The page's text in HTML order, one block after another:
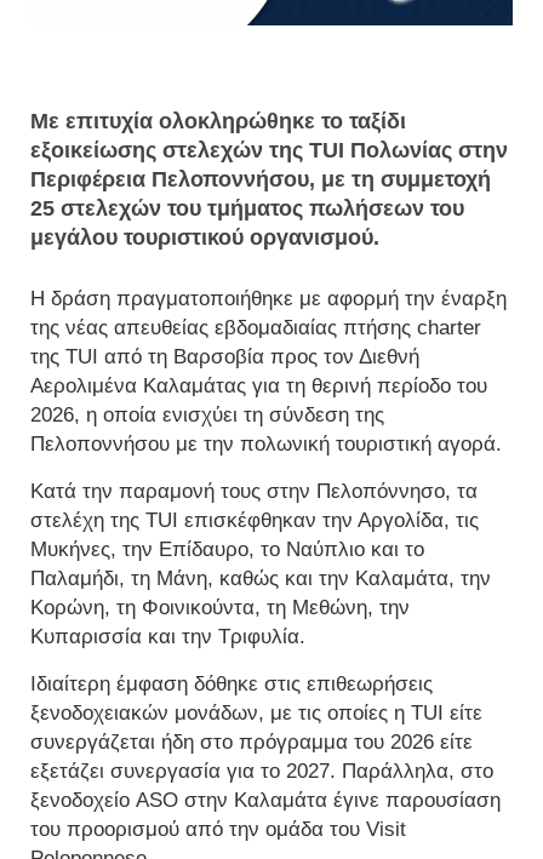
Με επιτυχία ολοκληρώθηκε το ταξίδι
εξοικείωσης στελεχών της TUI Πολωνίας στην
Περιφέρεια Πελοποννήσου, με τη συμμετοχή
25 στελεχών του τμήματος πωλήσεων του
μεγάλου τουριστικού οργανισμού.
Η δράση πραγματοποιήθηκε με αφορμή την έναρξη
της νέας απευθείας εβδομαδιαίας πτήσης charter
της TUI από τη Βαρσοβία προς τον Διεθνή
Αερολιμένα Καλαμάτας για τη θερινή περίοδο του
2026, η οποία ενισχύει τη σύνδεση της
Πελοποννήσου με την πολωνική τουριστική αγορά.
Κατά την παραμονή τους στην Πελοπόννησο, τα
στελέχη της TUI επισκέφθηκαν την Αργολίδα, τις
Μυκήνες, την Επίδαυρο, το Ναύπλιο και το
Παλαμήδι, τη Μάνη, καθώς και την Καλαμάτα, την
Κορώνη, τη Φοινικούντα, τη Μεθώνη, την
Κυπαρισσία και την Τριφυλία.
Ιδιαίτερη έμφαση δόθηκε στις επιθεωρήσεις
ξενοδοχειακών μονάδων, με τις οποίες η TUI είτε
συνεργάζεται ήδη στο πρόγραμμα του 2026 είτε
εξετάζει συνεργασία για το 2027. Παράλληλα, στο
ξενοδοχείο ASO στην Καλαμάτα έγινε παρουσίαση
του προορισμού από την ομάδα του Visit